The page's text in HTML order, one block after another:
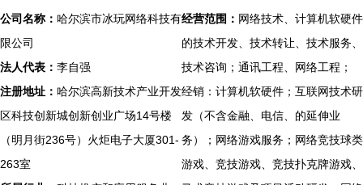
公司名称： 哈尔滨市冰玩网络科技有
限公司
法人代表： 李自强
注册地址： 哈尔滨高新技术产业开发
区科技创新城创新创业广场14号楼
（明月街236号）火炬电子大厦301-
263室
经营范围： 网络技术、计算机软硬件
的技术开发、技术转让、技术服务、
技术咨询；通讯工程、网络工程；
经销：计算机软硬件；互联网技术研
发（不含金融、电信、的延伸业
务）；网络游戏服务；网络竞技球类
游戏、竞技游戏、竞技扑克牌游戏、